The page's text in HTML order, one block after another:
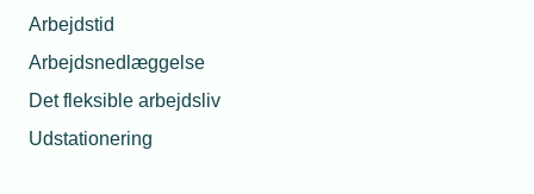
Arbejdstid
Arbejdsnedlæggelse
Det fleksible arbejdsliv
Udstationering
EPX - Den erhvervs- og professionsrettede
studentereksamen